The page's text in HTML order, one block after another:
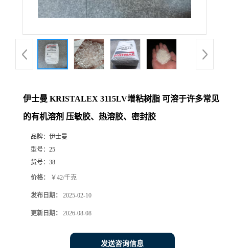
伊士曼 KRISTALEX 3115LV增粘树脂 可溶于许多常见
的有机溶剂 压敏胶、热溶胶、密封胶
品牌： 伊士曼
型号： 25
货号： 38
价格： ￥42/千克
发布日期： 2025-02-10
更新日期： 2026-08-08
发送咨询信息